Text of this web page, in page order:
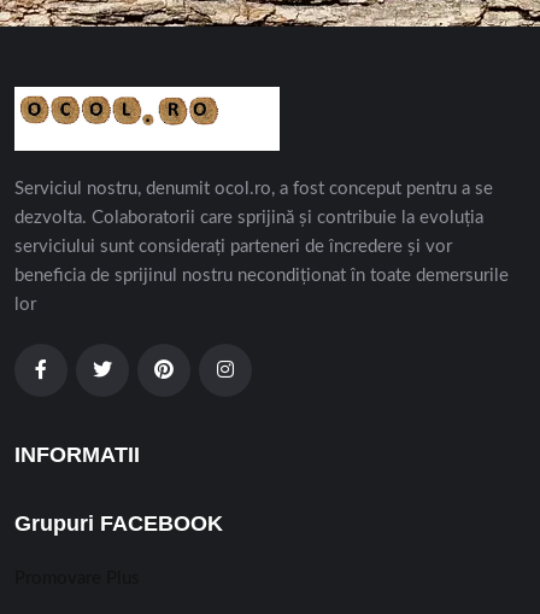
Serviciul nostru, denumit ocol.ro, a fost conceput pentru a se
dezvolta. Colaboratorii care sprijină și contribuie la evoluția
serviciului sunt considerați parteneri de încredere și vor
beneficia de sprijinul nostru necondiționat în toate demersurile
lor
INFORMATII
Grupuri FACEBOOK